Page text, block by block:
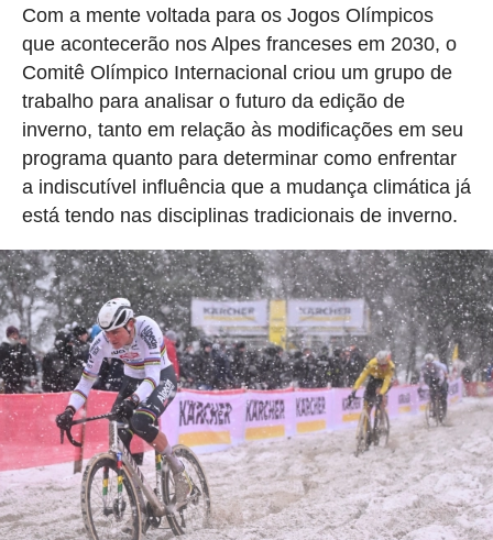
Com a mente voltada para os Jogos Olímpicos
que acontecerão nos Alpes franceses em 2030, o
Comitê Olímpico Internacional criou um grupo de
trabalho para analisar o futuro da edição de
inverno, tanto em relação às modificações em seu
programa quanto para determinar como enfrentar
a indiscutível influência que a mudança climática já
está tendo nas disciplinas tradicionais de inverno.